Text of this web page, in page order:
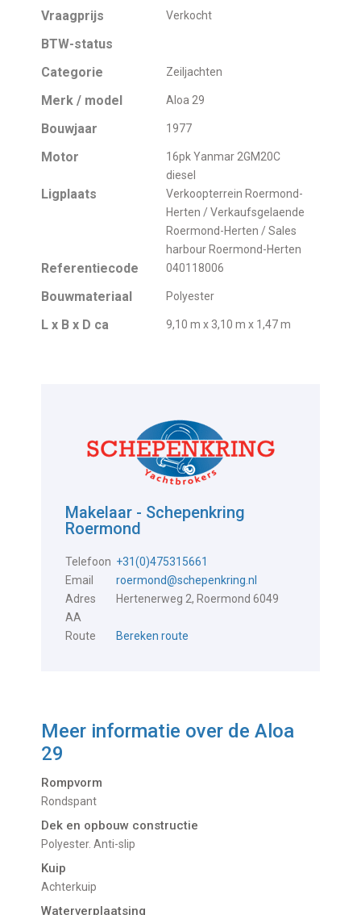
Vraagprijs Verkocht
BTW-status
Categorie
Zeiljachten
Merk / model Aloa 29
Bouwjaar 1977
Motor
16pk Yanmar 2GM20C
diesel
Ligplaats
Verkoopterrein Roermond-
Herten / Verkaufsgelaende
Roermond-Herten / Sales
harbour Roermond-Herten
Referentiecode 040118006
Bouwmateriaal Polyester
L x B x D ca 9,10 m x 3,10 m x 1,47 m
Makelaar - Schepenkring
Roermond
Telefoon +31(0)475315661
Email
roermond@schepenkring.nl
Adres
Hertenerweg 2, Roermond 6049
AA
Route
Bereken route
Meer informatie over deAloa
29
Rompvorm
Rondspant
Dek en opbouw constructie
Polyester. Anti-slip
Kuip
Achterkuip
Waterverplaatsing